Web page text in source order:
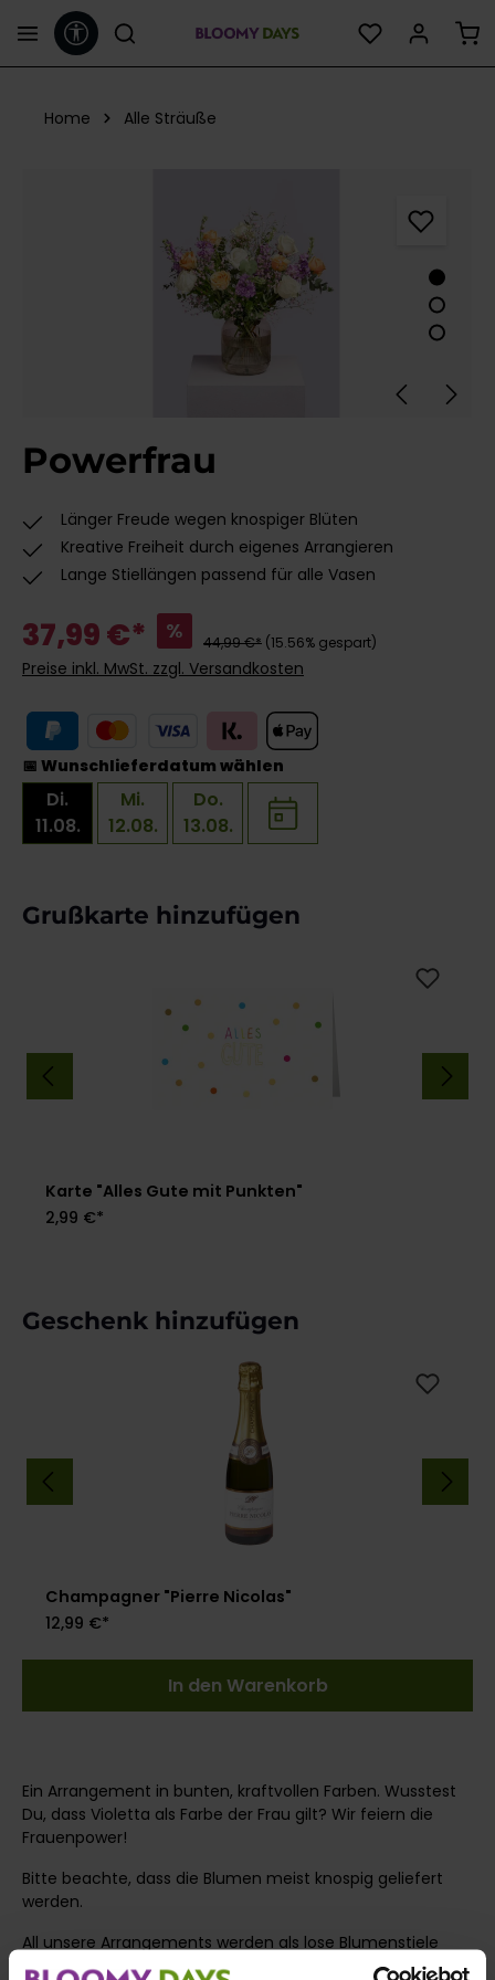
springenWerkzeugleiste anzeigen
Home Alle Sträuße
Powerfrau
Länger Freude wegen knospiger Blüten
Kreative Freiheit durch eigenes Arrangieren
Lange Stiellängen passend für alle Vasen
37,99 €* % 44,99 €* (15.56% gespart)
Preise inkl. MwSt. zzgl. Versandkosten
📅 Wunschlieferdatum wählen
Di.
11.08.
Mi.
12.08.
Do.
13.08.
Produktgalerie überspringen
Grußkarte hinzufügen
Karte "Alles Gute mit Punkten"
2,99 €*
Produktgalerie überspringen
Geschenk hinzufügen
Champagner "Pierre Nicolas"
12,99 €*
In den Warenkorb
Ein Arrangement in bunten, kraftvollen Farben. Wusstest
Du, dass Violetta als Farbe der Frau gilt? Wir feiern die
Frauenpower!
Bitte beachte, dass die Blumen meist knospig geliefert
werden.
All unsere Arrangements werden als lose Blumenstiele
verschickt und warten darauf, arrangiert zu werden.